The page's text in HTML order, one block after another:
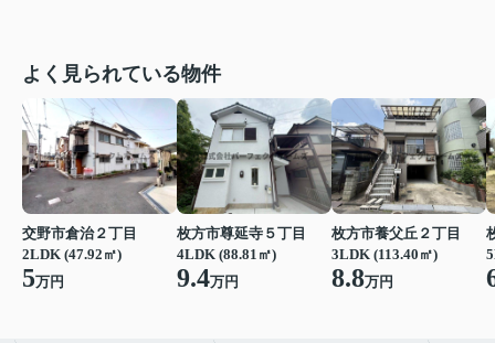
よく見られている物件
交野市倉治２丁目
2LDK (47.92㎡)
5万円
枚方市尊延寺５丁目
4LDK (88.81㎡)
9.4万円
枚方市養父丘２丁目
3LDK (113.40㎡)
8.8万円